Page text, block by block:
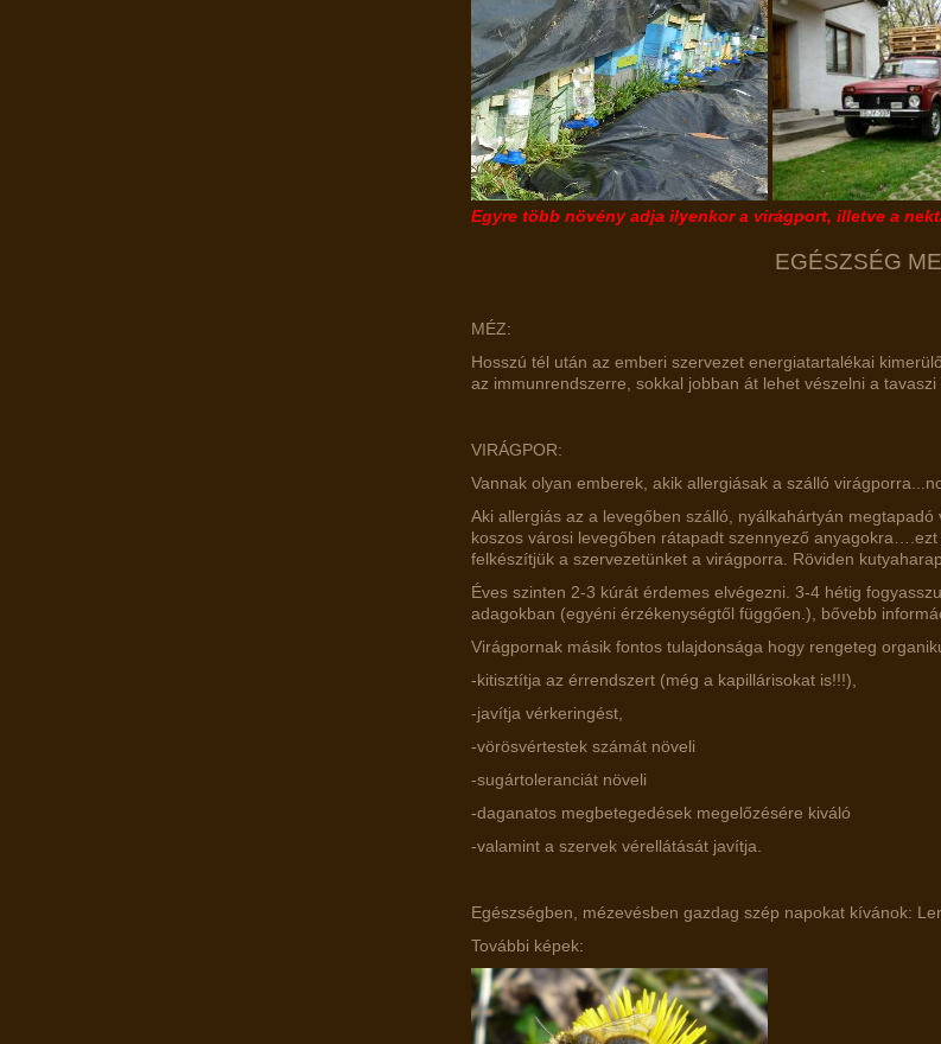
Egyre több növény adja ilyenkor a virágport, illetve a
EGÉSZSÉG
MÉZ:
Hosszú tél után az emberi szervezet energiatartalékai
az immunrendszerre, sokkal jobban át lehet vészelni a tavaszi
VIRÁGPOR:
Vannak olyan emberek, akik allergiásak a szálló
Aki allergiás az a levegőben szálló, nyálkahártyán
koszos városi levegőben rátapadt szennyező
felkészítjük a szervezetünket a virágporra. Röviden
Éves szinten 2-3 kúrát érdemes elvégezni. 3-4 hétig
adagokban (egyéni érzékenységtől függően.), bővebb
Virágpornak másik fontos tulajdonsága hogy rengeteg
-kitisztítja az érrendszert (még a kapillárisokat is!!!),
-javítja vérkeringést,
-vörösvértestek számát növeli
-sugártoleranciát növeli
-daganatos megbetegedések megelőzésére kiváló
-valamint a szervek vérellátását javítja.
Egészségben, mézevésben gazdag szép napokat kívánok:
További képek: